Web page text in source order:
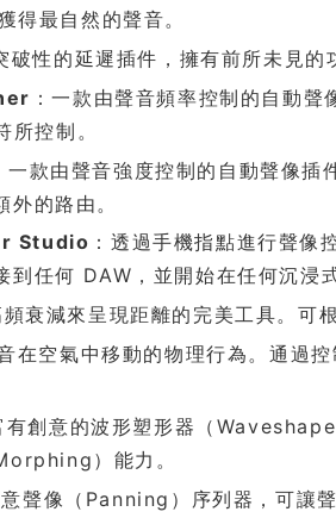
得最自然的聲音。
破性的延遲插件，擁有前所未見
：一款由聲音頻率控制的自動
控制。
一款由聲音強度控制的自動聲像
的路由。
Studio ：透過手機指點進行聲
到任何 DAW，並開始在任何沉浸
頻衰減來呈現距離的完美工具。可
在空氣中移動的物理行為。通過
有創意的波形塑形器（
）能力。
意聲像（Panning）序列器，可讓